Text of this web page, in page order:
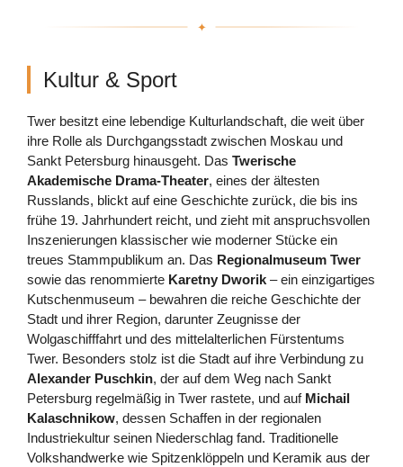
Kultur & Sport
Twer besitzt eine lebendige Kulturlandschaft, die weit über
ihre Rolle als Durchgangsstadt zwischen Moskau und
Sankt Petersburg hinausgeht. Das Twerische
Akademische Drama-Theater, eines der ältesten
Russlands, blickt auf eine Geschichte zurück, die bis ins
frühe 19. Jahrhundert reicht, und zieht mit anspruchsvollen
Inszenierungen klassischer wie moderner Stücke ein
treues Stammpublikum an. Das Regionalmuseum Twer
sowie das renommierte Karetny Dworik – ein einzigartiges
Kutschenmuseum – bewahren die reiche Geschichte der
Stadt und ihrer Region, darunter Zeugnisse der
Wolgaschifffahrt und des mittelalterlichen Fürstentums
Twer. Besonders stolz ist die Stadt auf ihre Verbindung zu
Alexander Puschkin, der auf dem Weg nach Sankt
Petersburg regelmäßig in Twer rastete, und auf Michail
Kalaschnikow, dessen Schaffen in der regionalen
Industriekultur seinen Niederschlag fand. Traditionelle
Volkshandwerke wie Spitzenklöppeln und Keramik aus der